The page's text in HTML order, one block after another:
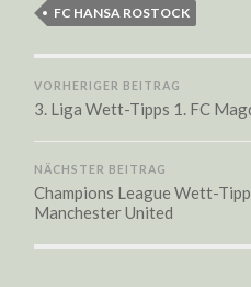
FC HANSA ROSTOCK
VORHERIGER BEITRAG
3. Liga Wett-Tipps 1. FC
NÄCHSTER BEITRAG
Champions League Wett-
Manchester United